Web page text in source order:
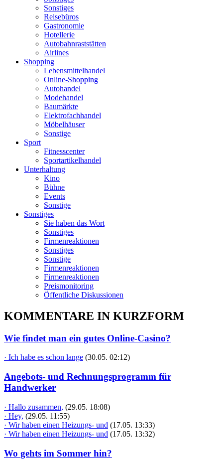
Sonstiges
Reisebüros
Gastronomie
Hotellerie
Autobahnraststätten
Airlines
Shopping
Lebensmittelhandel
Online-Shopping
Autohandel
Modehandel
Baumärkte
Elektrofachhandel
Möbelhäuser
Sonstige
Sport
Fitnesscenter
Sportartikelhandel
Unterhaltung
Kino
Bühne
Events
Sonstige
Sonstiges
Sie haben das Wort
Sonstiges
Firmenreaktionen
Sonstiges
Sonstige
Firmenreaktionen
Firmenreaktionen
Preismonitoring
Öffentliche Diskussionen
KOMMENTARE IN KURZFORM
Wie findet man ein gutes Online-Casino?
· Ich habe es schon lange (30.05. 02:12)
Angebots- und Rechnungsprogramm für
Handwerker
· Hallo zusammen, (29.05. 18:08)
· Hey, (29.05. 11:55)
· Wir haben einen Heizungs- und (17.05. 13:33)
· Wir haben einen Heizungs- und (17.05. 13:32)
Wo gehts im Sommer hin?